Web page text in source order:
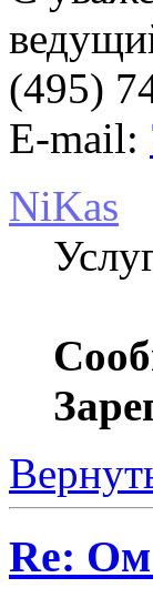
(495)
E-mail:
NiKas
Re: Ом